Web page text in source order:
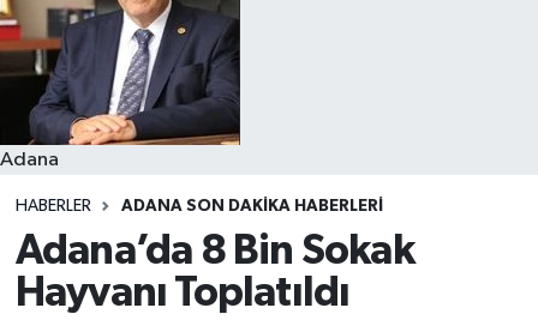
Adana
HABERLER ADANA SON DAKIKA HABERLERI
Adana’da 8 Bin Sokak
Hayvanı Toplatıldı
Resmi İlanlar